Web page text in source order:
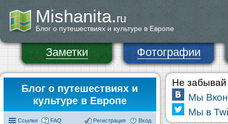
Mishanita.ru
Блог о путешествиях и культуре в Европе
Заметки Фотографии
Блог о путешествиях и
культуре в Европе
Ссылки FAQ Вход
Регистрация
Не забывай
Мы
Мы в